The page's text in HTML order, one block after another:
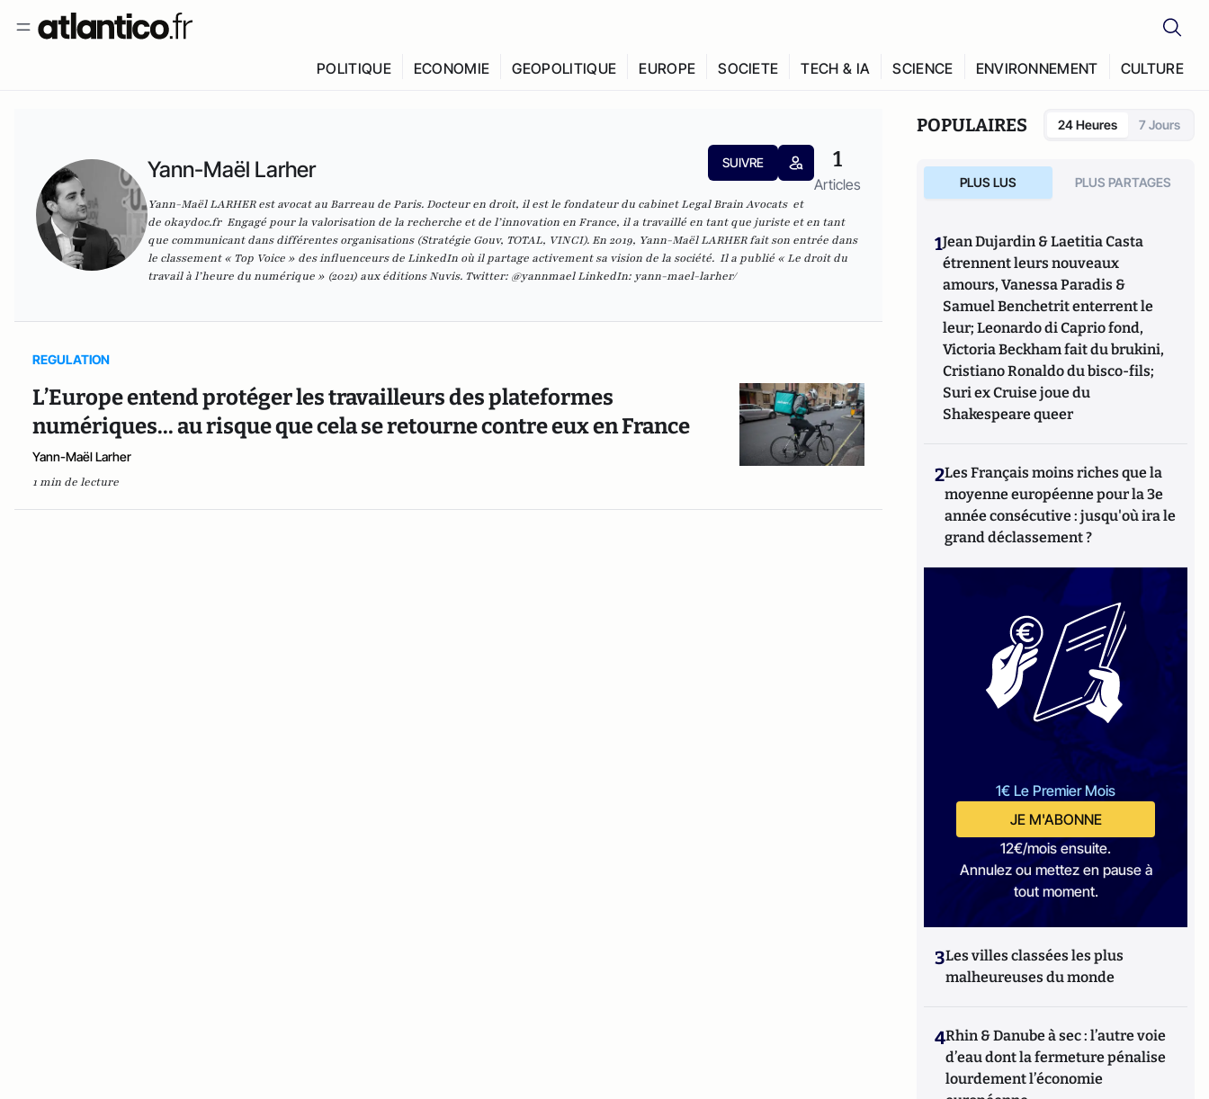
POLITIQUE ECONOMIE GEOPOLITIQUE EUROPE SOCIETE TECH & IA SCIENCE ENVIRONNEMENT CULTURE
Yann-Maël Larher SUIVRE 1
Articles
Yann-Maël LARHER est avocat au Barreau de Paris. Docteur en droit, il est le fondateur du cabinetLegal Brain Avocatset
de okaydoc.frEngagé pour la valorisation de la recherche et de l’innovation en France, il a travaillé en tant que juriste et en tant
que communicant dans différentes organisations (Stratégie Gouv, TOTAL, VINCI). En 2019, Yann-Maël LARHERfait son entrée dans
le classement « Top Voice » des influenceurs de LinkedIn où il partage activement sa vision de la société. Il a publié «Le droit du
travail à l’heure du numérique » (2021) aux éditions Nuvis. Twitter: @yannmaelLinkedIn: yann-mael-larher/
REGULATION
L’Europe entend protéger les travailleurs des plateformes
numériques... au risque que cela se retourne contre eux en France
Yann-Maël Larher
1 min de lecture
POPULAIRES 24 Heures 7 Jours
PLUS LUS PLUS PARTAGES
1Jean Dujardin & Laetitia Casta
étrennent leurs nouveaux
amours, Vanessa Paradis &
Samuel Benchetrit enterrent le
leur; Leonardo di Caprio fond,
Victoria Beckham fait du brukini,
Cristiano Ronaldo du bisco-fils;
Suri ex Cruise joue du
Shakespeare queer
2Les Français moins riches que la
moyenne européenne pour la 3e
année consécutive : jusqu'où ira le
grand déclassement ?
1€ Le Premier Mois
JE M'ABONNE
12€/mois ensuite.
Annulez ou mettez en pause à
tout moment.
3Les villes classées les plus
malheureuses du monde
4Rhin & Danube à sec : l’autre voie
d’eau dont la fermeture pénalise
lourdement l’économie